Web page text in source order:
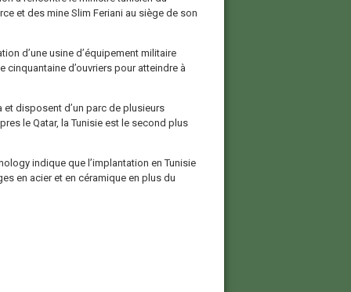
et des mine Slim Feriani au siège de son
d’une usine d’équipement militaire
cinquantaine d’ouvriers pour atteindre à
et disposent d’un parc de plusieurs
le Qatar, la Tunisie est le second plus
indique que l’implantation en Tunisie
en acier et en céramique en plus du